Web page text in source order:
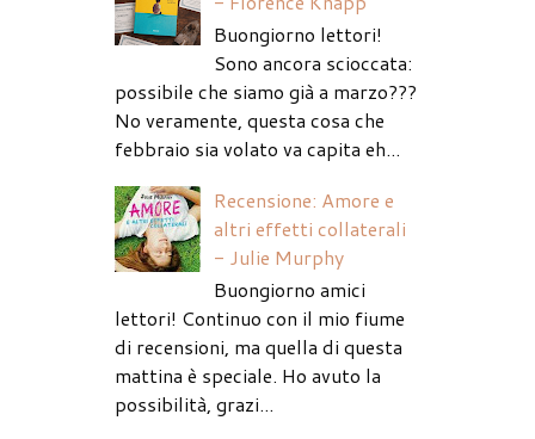
Buongiorno lettori!
Sono ancora scioccata:
possibile che siamo già a marzo???
No veramente, questa cosa che
febbraio sia volato va capita eh...
Recensione: Amore e
altri effetti collaterali
- Julie Murphy
Buongiorno amici
lettori! Continuo con il mio fiume
di recensioni, ma quella di questa
mattina è speciale. Ho avuto la
possibilità, grazi...